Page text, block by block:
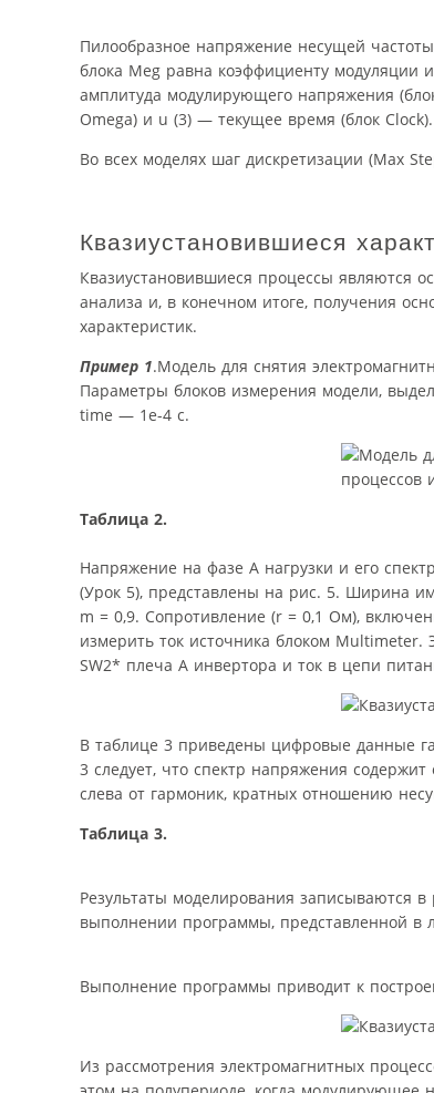
Пилообразное напряжение несущей
блока Meg равна коэффициенту модуляции
амплитуда модулирующего напряжения
Omega) и u (3) — текущее время (блок Clock).
Во всех моделях шаг дискретизации (Max
Квазиустановившиеся
Квазиустановившиеся процессы являются
анализа и, в конечном итоге, получения
характеристик.
Пример 1.Модель для снятия
Параметры блоков измерения модели,
time — 1e-4 c.
Таблица 2.
Напряжение на фазе А нагрузки и его
(Урок 5), представлены на рис. 5. Ширина
m = 0,9. Сопротивление (r = 0,1 Ом),
измерить ток источника блоком Multimeter.
SW2* плеча А инвертора и ток в цепи
В таблице 3 приведены цифровые данные
3 следует, что спектр напряжения
слева от гармоник, кратных отношению
Таблица 3.
Результаты моделирования записываются в
выполнении программы, представленной в
Выполнение программы приводит к
Из рассмотрения электромагнитных